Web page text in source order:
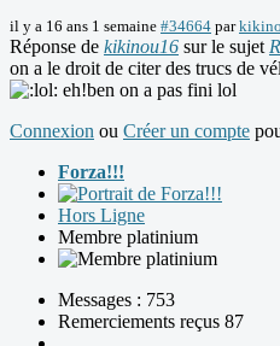
il y a 16 ans 1 semaine #34664 par
Réponse de kikinou16 sur le sujet
on a le droit de citer des trucs de
eh!ben on a pas fini lol
Connexion ou Créer un compte
Forza!!!
Hors Ligne
Membre platinium
Messages : 753
Remerciements reçus 87